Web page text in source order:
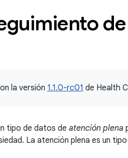
la versión 1.1.0-rc01 de Health
tipo de datos de atención plena
La atención plena es un